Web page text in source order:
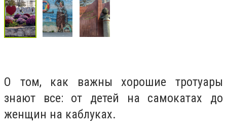
О том, как важны хорошие тротуары
знают все: от детей на самокатах до
женщин на каблуках.